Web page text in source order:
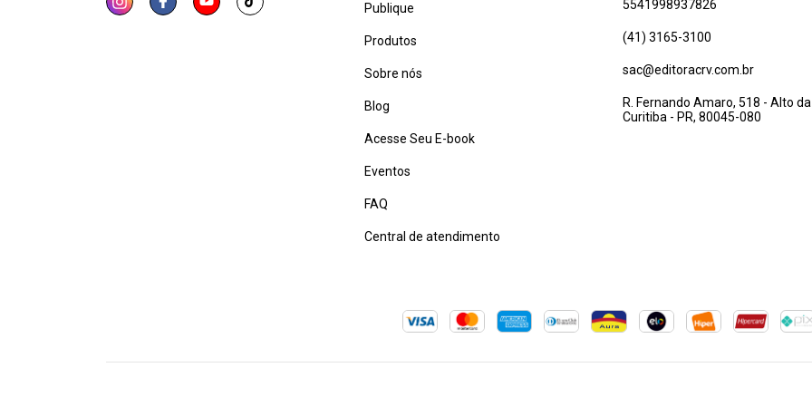
Publique
Produtos
Sobre nós
Blog
Acesse Seu E-book
Eventos
FAQ
Central de atendimento
5541998937826
(41) 3165-3100
sac@editoracrv.com.br
R. Fernando Amaro, 518 - Alto da
Curitiba - PR, 80045-080